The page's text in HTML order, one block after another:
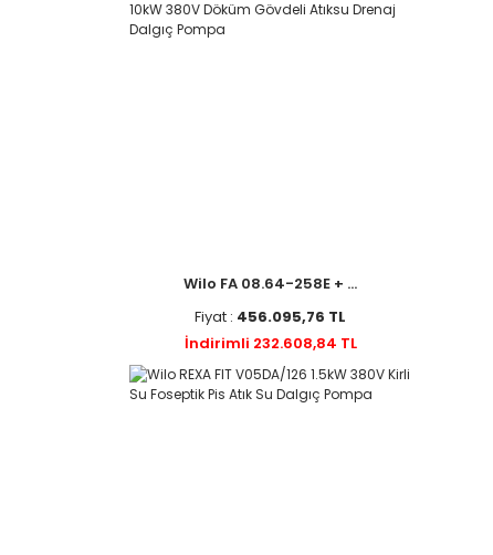
Wilo FA 08.64-258E + ...
Fiyat : 456.095,76 TL
İndirimli 232.608,84 TL